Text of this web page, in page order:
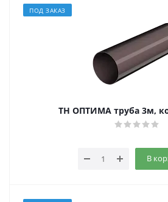
ПОД ЗАКАЗ
ТН ОПТИМА труба 3м,
В